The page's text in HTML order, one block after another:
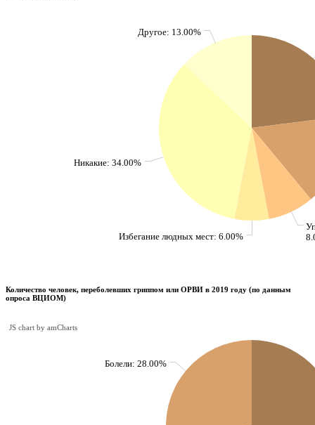
Избегание людных мест: 6.00%
Никакие: 34.00%
Другое: 13.00%
Количество человек, переболевших гриппом или ОРВИ в 2019 году (по данным
опроса ВЦИОМ)
Болели: 28.00%
JS chart by amCharts